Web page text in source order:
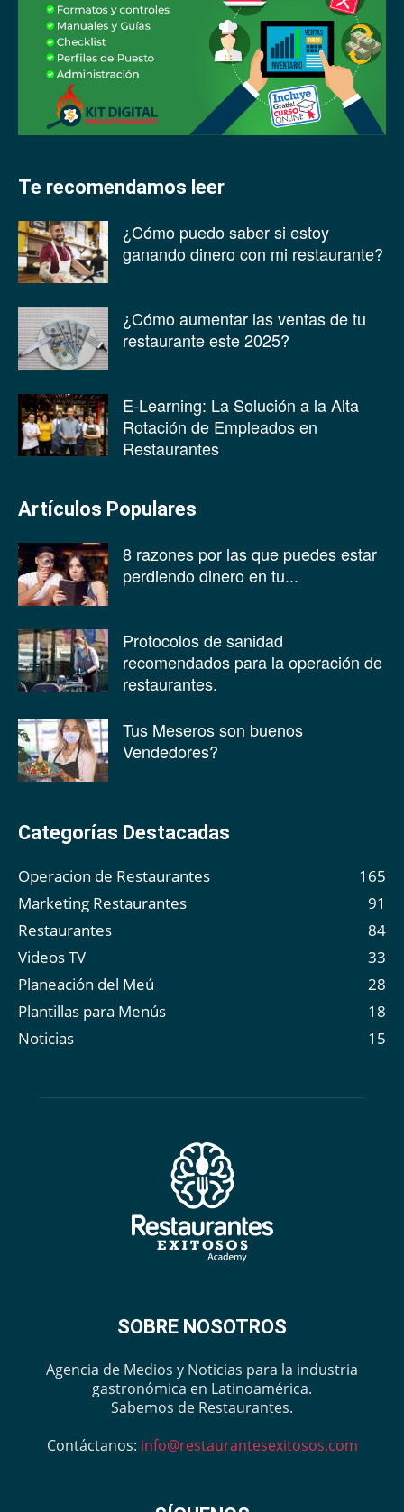
Te recomendamos leer
¿Cómo puedo saber si estoy
ganando dinero con mi restaurante?
¿Cómo aumentar las ventas de tu
restaurante este 2025?
E-Learning: La Solución a la Alta
Rotación de Empleados en
Restaurantes
Artículos Populares
8 razones por las que puedes estar
perdiendo dinero en tu...
Protocolos de sanidad
recomendados para la operación de
restaurantes.
Tus Meseros son buenos
Vendedores?
Categorías Destacadas
Operacion de Restaurantes
165
Marketing Restaurantes
91
Restaurantes
84
Videos TV
33
Planeación del Meú
28
Plantillas para Menús
18
Noticias
15
SOBRE NOSOTROS
Agencia de Medios y Noticias para la industria
gastronómica en Latinoamérica.
Sabemos de Restaurantes.
Contáctanos: info@restaurantesexitosos.com